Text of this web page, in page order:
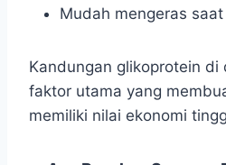
Mudah mengeras
Kandungan glikoprotein di
faktor utama yang
memiliki nilai ekonomi